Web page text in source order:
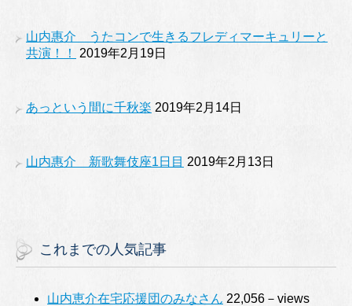
山内惠介 うたコンで生きるフレディマーキュリーと
共演！！
2019年2月19日
あっという間に千秋楽 2019年2月14日
山内惠介 新歌舞伎座1日目 2019年2月13日
これまでの人気記事
山内恵介在宅応援団のみなさん 22,056－views